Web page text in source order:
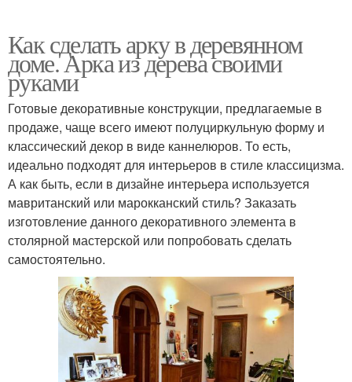
Как сделать арку в деревянном
доме. Арка из дерева своими
руками
Готовые декоративные конструкции, предлагаемые в
продаже, чаще всего имеют полуциркульную форму и
классический декор в виде каннелюров. То есть,
идеально подходят для интерьеров в стиле классицизма.
А как быть, если в дизайне интерьера используется
мавританский или марокканский стиль? Заказать
изготовление данного декоративного элемента в
столярной мастерской или попробовать сделать
самостоятельно.